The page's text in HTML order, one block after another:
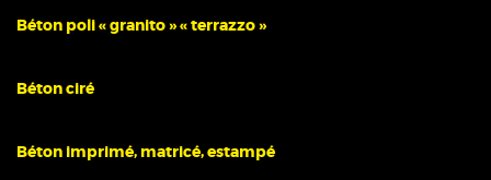
Béton poli « granito » « terrazzo »
Béton ciré
Béton imprimé, matricé, estampé